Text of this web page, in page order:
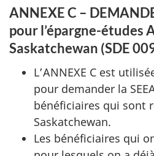
ANNEXE C –
pour l’épargne-études
Saskatchewan (SDE
L’ANNEXE C est
pour demander la
bénéficiaires qui sont
Saskatchewan.
Les bénéficiaires qui